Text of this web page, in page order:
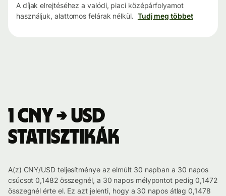
A díjak elrejtéséhez a valódi, piaci középárfolyamot
használjuk, alattomos felárak nélkül. Tudj meg többet
1 CNY → USD
statisztikák
A(z) CNY/USD teljesítménye az elmúlt 30 napban a 30 napos
csúcsot 0,1482 összegnél, a 30 napos mélypontot pedig 0,1472
összegnél érte el. Ez azt jelenti, hogy a 30 napos átlag 0,1478